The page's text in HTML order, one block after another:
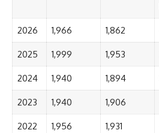
2026 1,966 1,862
2025 1,999 1,953
2024 1,940 1,894
2023 1,940 1,906
2022 1,956 1,931